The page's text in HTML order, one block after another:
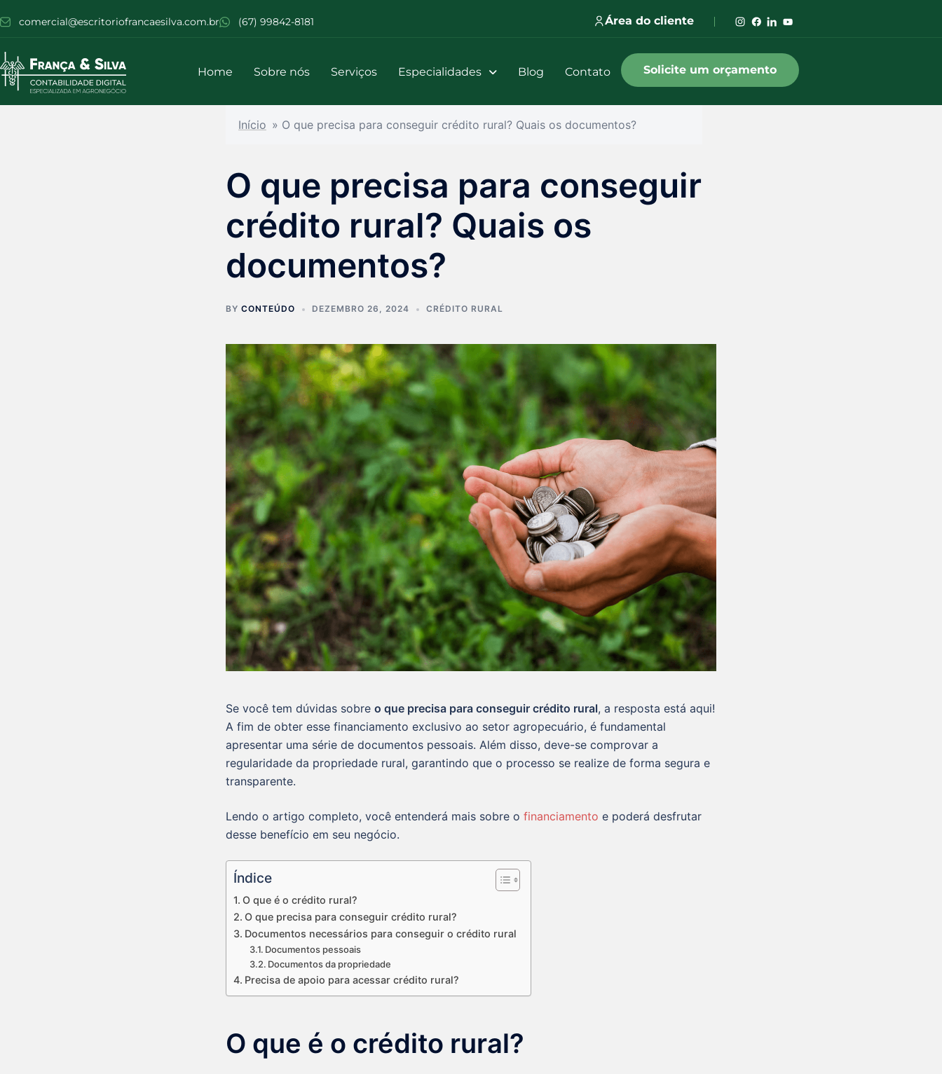
comercial@escritoriofrancaesilva.com.br (67) 99842-8181 Área do cliente
Home Sobre nós Serviços Especialidades Blog Contato Solicite um orçamento
Início » O que precisa para conseguir crédito rural? Quais os documentos?
O que precisa para conseguir
crédito rural? Quais os
documentos?
BY CONTEÚDO DEZEMBRO 26, 2024 CRÉDITO RURAL
Se você tem dúvidas sobre o que precisa para conseguir crédito rural, a resposta está aqui!
A fim de obter esse financiamento exclusivo ao setor agropecuário, é fundamental
apresentar uma série de documentos pessoais. Além disso, deve-se comprovar a
regularidade da propriedade rural, garantindo que o processo se realize de forma segura e
transparente.
Lendo o artigo completo, você entenderá mais sobre o financiamento e poderá desfrutar
desse benefício em seu negócio.
Índice
O que é o crédito rural?
O que precisa para conseguir crédito rural?
Documentos necessários para conseguir o crédito rural
Documentos pessoais
Documentos da propriedade
Precisa de apoio para acessar crédito rural?
O que é o crédito rural?